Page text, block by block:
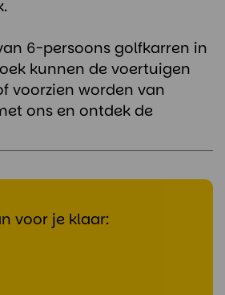
6-persoons golfkarren in
kunnen de voertuigen
voorzien worden van
ons en ontdek de
voor je klaar: